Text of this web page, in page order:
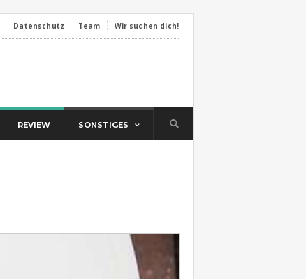
Datenschutz Team Wir suchen dich!
REVIEW SONSTIGES